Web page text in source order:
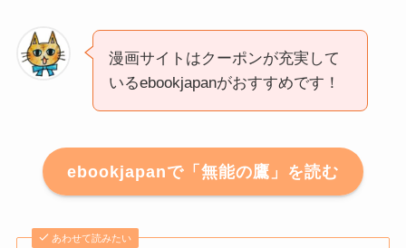
漫画サイトはクーポンが充実して
いるebookjapanがおすすめです！
ebookjapanで「無能の鷹」を読む
あわせて読みたい